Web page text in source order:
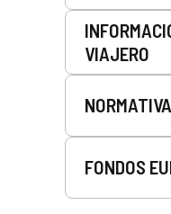
VIAJERO
FONDOS